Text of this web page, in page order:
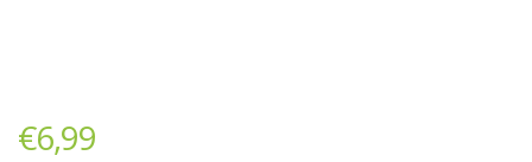
€6,99